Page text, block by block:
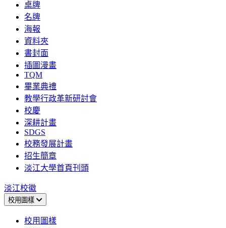
桌牌
名牌
海報
資料夾
書封面
插圖漫畫
TQM
畢業典禮
教學行政革新研討會
校慶
深耕計畫
SDGS
校務發展計畫
招生簡章
淡江大學首頁刊頭
淡江校徽
校用圖樣
校用圖樣